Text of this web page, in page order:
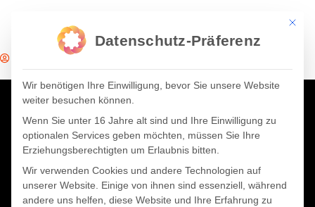
Hutter & Unger
Mit
Datenschutz-Präferenz
Wir benötigen Ihre Einwilligung, bevor Sie unsere Website
weiter besuchen können.
Wenn Sie unter 16 Jahre alt sind und Ihre Einwilligung zu
optionalen Services geben möchten, müssen Sie Ihre
Erziehungsberechtigten um Erlaubnis bitten.
Wir verwenden Cookies und andere Technologien auf
unserer Website. Einige von ihnen sind essenziell, während
andere uns helfen, diese Website und Ihre Erfahrung zu